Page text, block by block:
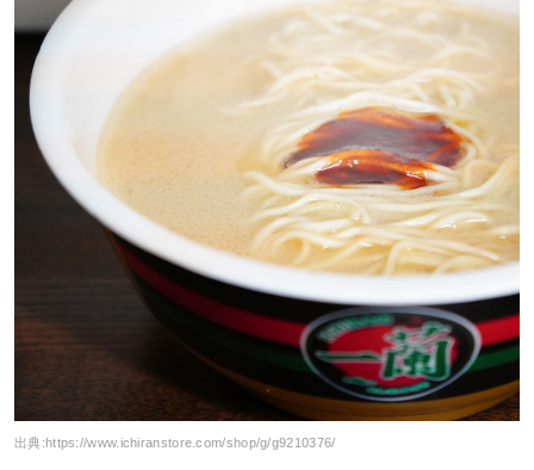
出典:https://www.ichiranstore.com/shop/g/g9210376/